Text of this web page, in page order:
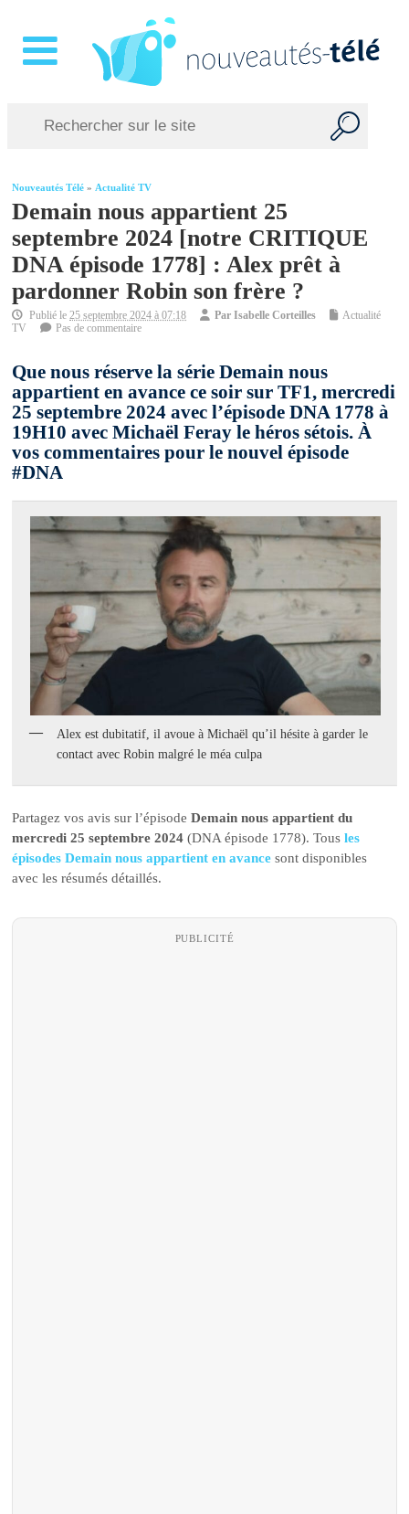
Nouveautés Télé »Actualité TV
Demain nous appartient 25
septembre 2024 [notre CRITIQUE
DNA épisode 1778] : Alex prêt à
pardonner Robin son frère ?
Publié le25 septembre 2024 à 07:18 ParIsabelle Corteilles
Actualité
TV
Pas de commentaire
Que nous réserve la série Demain nous
appartient en avance ce soir sur TF1, mercredi
25 septembre 2024 avec l’épisode DNA 1778 à
19H10 avec Michaël Feray le héros sétois. À
vos commentaires pour le nouvel épisode
#DNA
Alex est dubitatif, il avoue à Michaël qu’il hésite à garder le
contact avec Robin malgré le méa culpa
Partagez vos avis sur l’épisodeDemain nous appartient du
mercredi 25 septembre 2024 (DNA épisode 1778). Tousles
épisodes Demain nous appartient en avance sont disponibles
avec les résumés détaillés.
PUBLICITÉ